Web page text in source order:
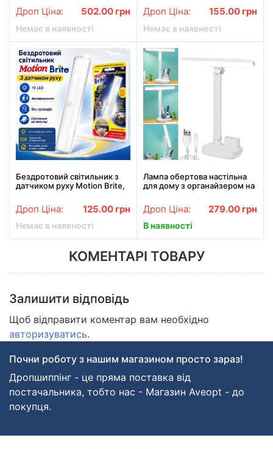
9708A-2
Дроп Ціна: 502.00 грн
Немає в наявності
Дроп Ціна: 155.00 грн
Немає в наявності
Бездротовий світильник з
датчиком руху Motion Brite,
універсальне підсвічування
Дроп Ціна: 125.00 грн
Немає в наявності
Лампа обертова настільна
для дому з органайзером на
DIGAD 1975 LED Біла/Біла
Дроп Ціна: 279.00 грн
В наявності
КОМЕНТАРІ ТОВАРУ
Залишити відповідь
Щоб відправити коментар вам необхідно
авторизуватись.
Почни роботу з нашим магазином просто зараз!
Дропшиппінг - це пряма поставка від
постачальника, тобто нас - Магазин Aveopt - до
покупця.